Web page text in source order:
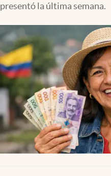
presentó la última semana.